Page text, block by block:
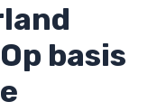
basis